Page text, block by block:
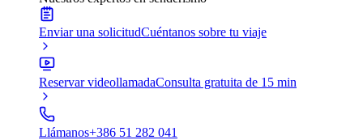
Enviar una solicitudCuéntanos sobre tu viaje
Reservar videollamadaConsulta gratuita de 15 min
Llámanos+386 51 282 041